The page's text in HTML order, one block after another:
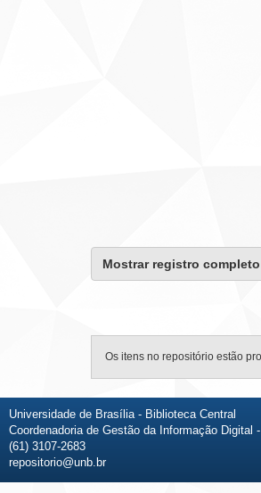
Mostrar registro
Os itens no repositório estão
Universidade de Brasília - Biblioteca Central
Coordenadoria de Gestão da Informação Digital
(61) 3107-2683
repositorio@unb.br